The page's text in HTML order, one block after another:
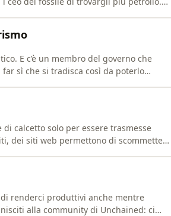
E c’è un membro del governo che
sì che si tradisca così da poterlo
calcetto solo per essere trasmesse
dei siti web permettono di scommettere
renderci produttivi anche mentre
alla community di Unchained: ci